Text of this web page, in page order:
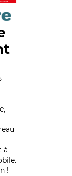
à
!